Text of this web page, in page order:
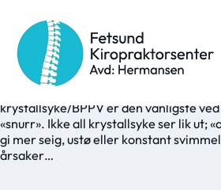
Svimmelhet – de
årsakene
En enkel guide til de vanligste
krystallsyke/BPPV er den vanligste
«snurr». Ikke all krystallsyke ser lik ut;
gi mer seig, ustø eller konstant
årsaker…